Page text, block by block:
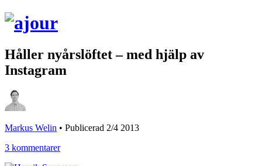
Håller nyårslöftet – med hjälp av
Instagram
Markus Welin • Publicerad 2/4 2013
3 kommentarer